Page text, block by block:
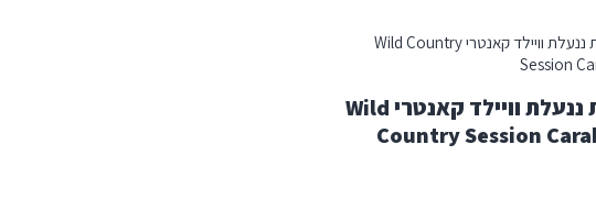
טבעת ננעלת וויילד קאנטרי Wild
Country Session